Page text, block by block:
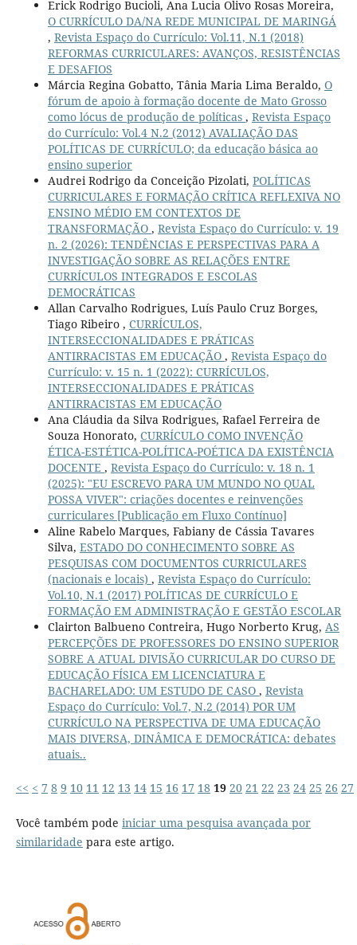
Erick Rodrigo Bucioli, Ana Lucia Olivo Rosas Moreira,
O CURRÍCULO DA/NA REDE MUNICIPAL DE MARINGÁ
, Revista Espaço do Currículo: Vol.11, N.1 (2018)
REFORMAS CURRICULARES: AVANÇOS, RESISTÊNCIAS
E DESAFIOS
Márcia Regina Gobatto, Tânia Maria Lima Beraldo, O
fórum de apoio à formação docente de Mato Grosso
como lócus de produção de políticas , Revista Espaço
do Currículo: Vol.4 N.2 (2012) AVALIAÇÃO DAS
POLÍTICAS DE CURRÍCULO; da educação básica ao
ensino superior
Audrei Rodrigo da Conceição Pizolati, POLÍTICAS
CURRICULARES E FORMAÇÃO CRÍTICA REFLEXIVA NO
ENSINO MÉDIO EM CONTEXTOS DE
TRANSFORMAÇÃO , Revista Espaço do Currículo: v. 19
n. 2 (2026): TENDÊNCIAS E PERSPECTIVAS PARA A
INVESTIGAÇÃO SOBRE AS RELAÇÕES ENTRE
CURRÍCULOS INTEGRADOS E ESCOLAS
DEMOCRÁTICAS
Allan Carvalho Rodrigues, Luís Paulo Cruz Borges,
Tiago Ribeiro , CURRÍCULOS,
INTERSECCIONALIDADES E PRÁTICAS
ANTIRRACISTAS EM EDUCAÇÃO , Revista Espaço do
Currículo: v. 15 n. 1 (2022): CURRÍCULOS,
INTERSECCIONALIDADES E PRÁTICAS
ANTIRRACISTAS EM EDUCAÇÃO
Ana Cláudia da Silva Rodrigues, Rafael Ferreira de
Souza Honorato, CURRÍCULO COMO INVENÇÃO
ÉTICA-ESTÉTICA-POLÍTICA-POÉTICA DA EXISTÊNCIA
DOCENTE , Revista Espaço do Currículo: v. 18 n. 1
(2025): "EU ESCREVO PARA UM MUNDO NO QUAL
POSSA VIVER": criações docentes e reinvenções
curriculares [Publicação em Fluxo Contínuo]
Aline Rabelo Marques, Fabiany de Cássia Tavares
Silva, ESTADO DO CONHECIMENTO SOBRE AS
PESQUISAS COM DOCUMENTOS CURRICULARES
(nacionais e locais) , Revista Espaço do Currículo:
Vol.10, N.1 (2017) POLÍTICAS DE CURRÍCULO E
FORMAÇÃO EM ADMINISTRAÇÃO E GESTÃO ESCOLAR
Clairton Balbueno Contreira, Hugo Norberto Krug, AS
PERCEPÇÕES DE PROFESSORES DO ENSINO SUPERIOR
SOBRE A ATUAL DIVISÃO CURRICULAR DO CURSO DE
EDUCAÇÃO FÍSICA EM LICENCIATURA E
BACHARELADO: UM ESTUDO DE CASO , Revista
Espaço do Currículo: Vol.7, N.2 (2014) POR UM
CURRÍCULO NA PERSPECTIVA DE UMA EDUCAÇÃO
MAIS DIVERSA, DINÂMICA E DEMOCRÁTICA: debates
atuais..
<< < 7 8 9 10 11 12 13 14 15 16 17 18 19 20 21 22 23 24 25 26 27
Você também pode iniciar uma pesquisa avançada por
similaridade para este artigo.